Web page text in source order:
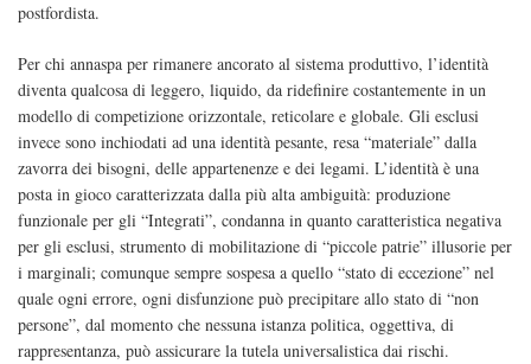
postfordista.
Per chi annaspa per rimanere ancorato al sistema produttivo, l’identità
diventa qualcosa di leggero, liquido, da ridefinire costantemente in un
modello di competizione orizzontale, reticolare e globale. Gli esclusi
invece sono inchiodati ad una identità pesante, resa “materiale” dalla
zavorra dei bisogni, delle appartenenze e dei legami. L’identità è una
posta in gioco caratterizzata dalla più alta ambiguità: produzione
funzionale per gli “Integrati”, condanna in quanto caratteristica negativa
per gli esclusi, strumento di mobilitazione di “piccole patrie” illusorie per
i marginali; comunque sempre sospesa a quello “stato di eccezione” nel
quale ogni errore, ogni disfunzione può precipitare allo stato di “non
persone”, dal momento che nessuna istanza politica, oggettiva, di
rappresentanza, può assicurare la tutela universalistica dai rischi.